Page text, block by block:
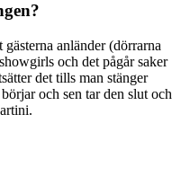
anländer (dörrarna
och det pågår saker
det tills man stänger
och sen tar den slut och